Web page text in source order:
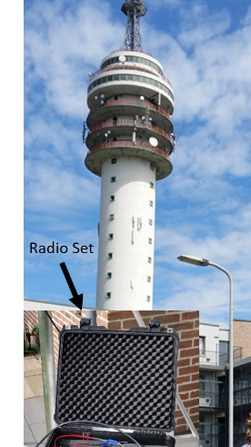
Makelaardij
Olie & Gas inspectie
Tank inspectie
Industriële inspectie
Inspectie infrastructuur
Inspectie windmolens
Inspectie hoogspanningsmasten
Mast inspectie
Thermische inspectie
Luchtvaartuigen
PH-1KS DJI P3P
PH-2GO DJI I1
PH-5VU DJI Mavic 2 Ent DUAL
PH-8MF Acecore ZOE